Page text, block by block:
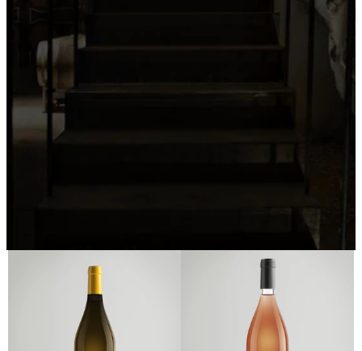
Scopri l'intera collezione Alta Mora